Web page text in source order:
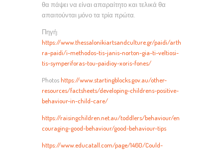
θα πάψει να είναι απαραίτητο και τελικά θα
απαιτούνται μόνο τα τρία πρώτα.
Πηγή:
https://www.thessalonikiartsandculture.gr/paidi/arth
ra-paidi/i-methodos-tis-janis-norton-gia-ti-veltiosi-
tis-symperiforas-tou-paidioy-xoris-fones/
Photoshttps://www.startingblocks.gov.au/other-
resources/factsheets/developing-childrens-positive-
behaviour-in-child-care/
https://raisingchildren.net.au/toddlers/behaviour/en
couraging-good-behaviour/good-behaviour-tips
https://www.educatall.com/page/1460/Could-